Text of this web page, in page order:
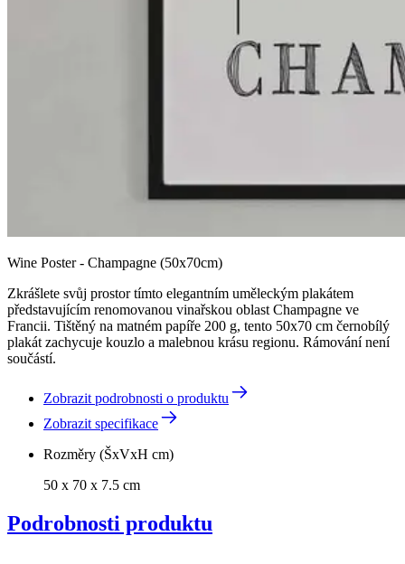
Wine Poster - Champagne (50x70cm)
Zkrášlete svůj prostor tímto elegantním uměleckým plakátem
představujícím renomovanou vinařskou oblast Champagne ve
Francii. Tištěný na matném papíře 200 g, tento 50x70 cm černobílý
plakát zachycuje kouzlo a malebnou krásu regionu. Rámování není
součástí.
Zobrazit podrobnosti o produktu
Zobrazit specifikace
Rozměry (ŠxVxH cm)
50 x 70 x 7.5 cm
Podrobnosti produktu